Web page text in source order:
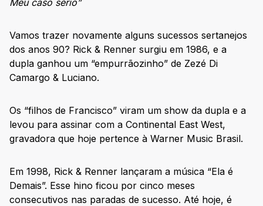
Vamos trazer novamente alguns sucessos sertanejos
dos anos 90? Rick & Renner surgiu em 1986, e a
dupla ganhou um “empurrãozinho” de Zezé Di
Camargo & Luciano.
Os “filhos de Francisco” viram um show da dupla e a
levou para assinar com a Continental East West,
gravadora que hoje pertence à Warner Music Brasil.
Em 1998, Rick & Renner lançaram a música “Ela é
Demais”. Esse hino ficou por cinco meses
consecutivos nas paradas de sucesso. Até hoje, é